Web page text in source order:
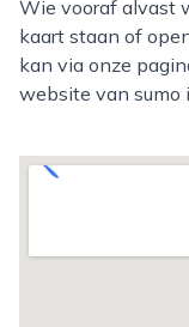
Wie vooraf alvast
kaart staan of
kan via onze
website van sumo